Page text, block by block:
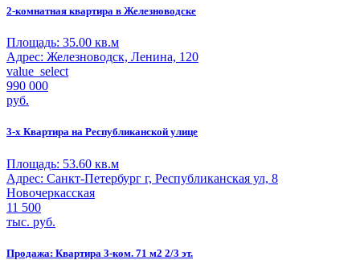
2-комнатная квартира в Железноводске
Площадь: 35.00 кв.м
Адрес: Железноводск, Ленина, 120
value_select
990 000
руб.
3-х Квартира на Республиканской улице
Площадь: 53.60 кв.м
Адрес: Санкт-Петербург г, Республиканская ул, 8
Новочеркасская
11 500
тыс. руб.
Продажа: Квартира 3-ком. 71 м2 2/3 эт.